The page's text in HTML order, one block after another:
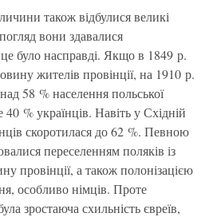
також відбулися великі
вони здавалися
було насправді. Якщо в 1849 р.
жителів провінції, на 1910 р.
58 % населення польської
% українців. Навіть у Східній
скоротилася до 62 %. Певною
переселенням поляків із
провінції, а також полонізацією
особливо німців. Проте
зростаюча схильність євреїв,